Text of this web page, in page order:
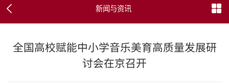
新闻与资讯
全国高校赋能中小学音乐美育高质量发展研
讨会在京召开